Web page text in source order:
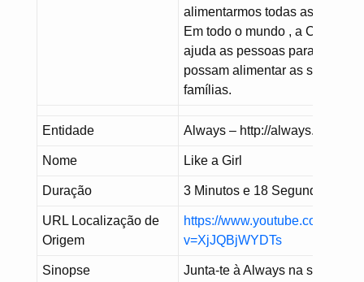
alimentarmos todas as
Em todo o mundo , a Cáritas
ajuda as pessoas para que
possam alimentar as suas
famílias.
Entidade Always – http://always.com/en-
Nome Like a Girl
Duração 3 Minutos e 18 Segundos
URL Localização de
Origem
https://www.youtube.com/
v=XjJQBjWYDTs
Sinopse Junta-te à Always na sua